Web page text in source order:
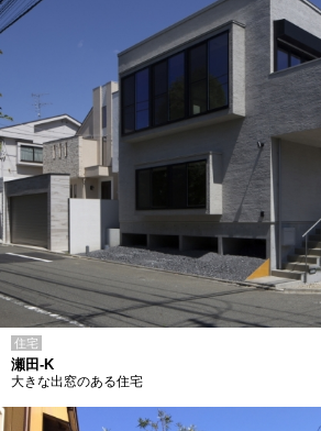
住宅
瀬田-K
大きな出窓のある住宅